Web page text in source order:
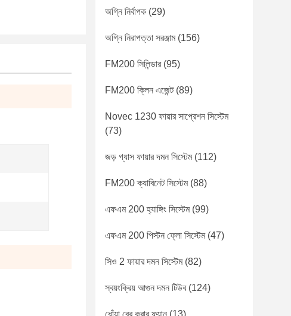
অগ্নি নির্বাপক (29)
অগ্নি নিরাপত্তা সরঞ্জাম(156)
FM200 সিলিন্ডার(95)
FM200 ক্লিন এজেন্ট(89)
Novec 1230 ফায়ার সাপ্রেশন সিস্টেম
(73)
জড় গ্যাস ফায়ার দমন সিস্টেম(112)
FM200 ক্যাবিনেট সিস্টেম(88)
এফএম 200 হ্যাঙ্গিং সিস্টেম(99)
এফএম 200 পিস্টন ফ্লো সিস্টেম(47)
সিও 2 ফায়ার দমন সিস্টেম(82)
স্বয়ংক্রিয় আগুন দমন টিউব(124)
ধোঁয়া বের করার ফ্যান (13)